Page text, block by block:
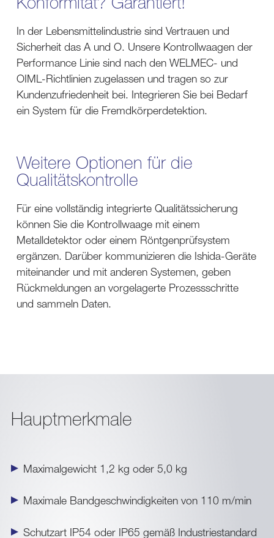
In der Lebensmittelindustrie sind Vertrauen und
Sicherheit das A und O. Unsere Kontrollwaagen der
Performance Linie sind nach den WELMEC- und
OIML-Richtlinien zugelassen und tragen so zur
Kundenzufriedenheit bei. Integrieren Sie bei Bedarf
ein System für die Fremdkörperdetektion.
Weitere Optionen für die
Qualitätskontrolle
Für eine vollständig integrierte Qualitätssicherung
können Sie die Kontrollwaage mit einem
Metalldetektor oder einem Röntgenprüfsystem
ergänzen. Darüber kommunizieren die Ishida-Geräte
miteinander und mit anderen Systemen, geben
Rückmeldungen an vorgelagerte Prozessschritte
und sammeln Daten.
Hauptmerkmale
Maximalgewicht 1,2 kg oder 5,0 kg
Maximale Bandgeschwindigkeiten von 110 m/min
Schutzart IP54 oder IP65 gemäß Industriestandard